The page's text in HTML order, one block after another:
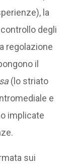
la
degli
regolazione
il
(lo striato
e
implicate
sui